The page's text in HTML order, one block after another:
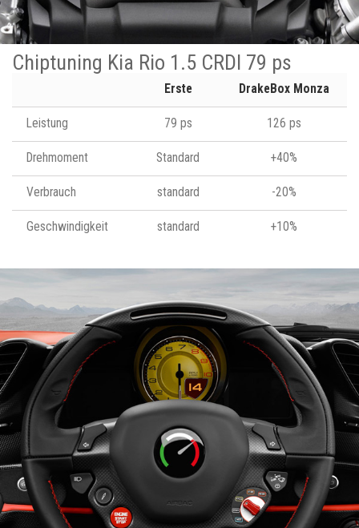
Chiptuning Kia Rio 1.5 CRDI 79 ps
Erste DrakeBox Monza
Leistung 79 ps 126 ps
Drehmoment Standard +40%
Verbrauch standard -20%
Geschwindigkeit standard +10%